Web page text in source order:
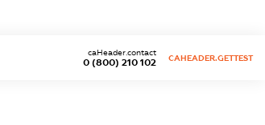
0 (800) 210 102
caHeader.contact
CAHEADER.GETTEST